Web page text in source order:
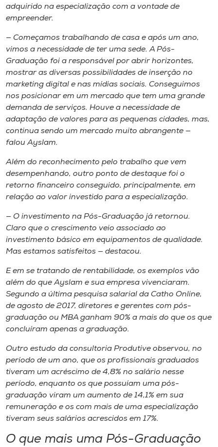
adquirido na especialização com a vontade de
empreender.
— Começamos trabalhando de casa e após um ano,
vimos a necessidade de ter uma sede. A Pós-
Graduação foi a responsável por abrir horizontes,
mostrar as diversas possibilidades de inserção no
marketing digital e nas mídias sociais. Conseguimos
nos posicionar em um mercado que tem uma grande
demanda de serviços. Houve a necessidade de
adaptação de valores para as pequenas cidades, mas,
continua sendo um mercado muito abrangente —
falou Ayslam.
Além do reconhecimento pelo trabalho que vem
desempenhando, outro ponto de destaque foi o
retorno financeiro conseguido, principalmente, em
relação ao valor investido para a especialização.
— O investimento na Pós-Graduação já retornou.
Claro que o crescimento veio associado ao
investimento básico em equipamentos de qualidade.
Mas estamos satisfeitos — destacou.
E em se tratando de rentabilidade, os exemplos vão
além do que Ayslam e sua empresa vivenciaram.
Segundo a última pesquisa salarial da Catho Online,
de agosto de 2017, diretores e gerentes com pós-
graduação ou MBA ganham 90% a mais do que os que
concluíram apenas a graduação.
Outro estudo da consultoria Produtive observou, no
período de um ano, que os profissionais graduados
tiveram um acréscimo de 4,8% no salário nesse
período, enquanto os que possuíam uma pós-
graduação viram um aumento de 14,1% em sua
remuneração e os com mais de uma especialização
tiveram seus salários acrescidos em 17%.
O que mais uma Pós-Graduação